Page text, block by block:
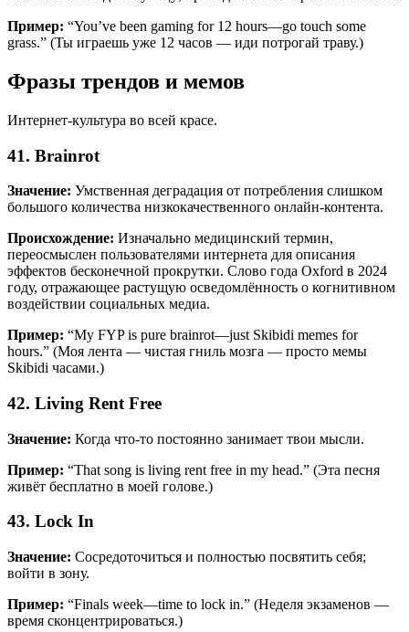
Пример: “You’ve been gaming for 12 hours—go touch some
grass.” (Ты играешь уже 12 часов — иди потрогай траву.)
Фразы трендов и мемов
Интернет-культура во всей красе.
41. Brainrot
Значение: Умственная деградация от потребления слишком
большого количества низкокачественного онлайн-контента.
Происхождение: Изначально медицинский термин,
переосмыслен пользователями интернета для описания
эффектов бесконечной прокрутки. Слово года Oxford в 2024
году, отражающее растущую осведомлённость о когнитивном
воздействии социальных медиа.
Пример: “My FYP is pure brainrot—just Skibidi memes for
hours.” (Моя лента — чистая гниль мозга — просто мемы
Skibidi часами.)
42. Living Rent Free
Значение: Когда что-то постоянно занимает твои мысли.
Пример: “That song is living rent free in my head.” (Эта песня
живёт бесплатно в моей голове.)
43. Lock In
Значение: Сосредоточиться и полностью посвятить себя;
войти в зону.
Пример: “Finals week—time to lock in.” (Неделя экзаменов —
время сконцентрироваться.)